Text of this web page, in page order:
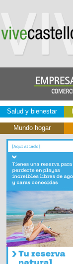
Salud y bienestar
Mundo hogar